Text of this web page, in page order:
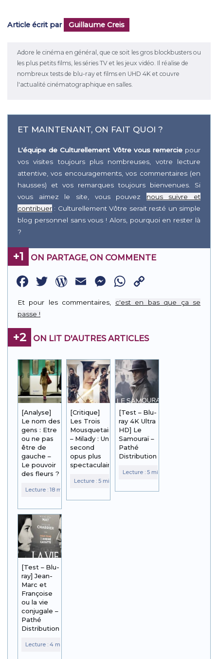
Article écrit par Guillaume Creis
Adore le cinéma en général, que ce soit les gros blockbusters ou
les plus petits films, les séries TV et les jeux vidéo. Il réalise de
nombreux tests de blu-ray et films en UHD 4K et couvre
l'actualité cinématographique en salles.
ET MAINTENANT, ON FAIT QUOI ?
L'équipe de Culturellement Vôtre vous remerciepour
vos visites toujours plus nombreuses, votre lecture
attentive, vos encouragements, vos commentaires (en
hausses) et vos remarques toujours bienvenues. Si
vous aimez le site, vous pouvez nous suivre et
contribuer : Culturellement Vôtre serait resté un simple
blog personnel sans vous ! Alors, pourquoi en rester là
?
+1 ON PARTAGE, ON COMMENTE
Facebook
Twitter
WordPress
EmailMessenger
WhatsApp
Link
Et pour les commentaires, c'est en bas que ça se
passe !
+2 ON LIT D'AUTRES ARTICLES
[Analyse]
Le nom des
gens : Etre
ou ne pas
être de
gauche –
Le pouvoir
des fleurs ?
[Critique]
Les Trois
Mousquetaires
– Milady : Un
second
opus plus
spectaculaire
[Test – Blu-
ray 4K Ultra
HD] Le
Samouraï –
Pathé
Distribution
[Test – Blu-
ray] Jean-
Marc et
Françoise
ou la vie
conjugale –
Pathé
Distribution